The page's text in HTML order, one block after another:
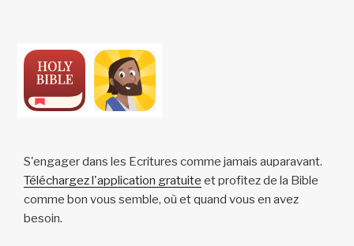
S'engager dans les Ecritures comme jamais auparavant.
Téléchargez l'application gratuite et profitez de la Bible
comme bon vous semble, où et quand vous en avez
besoin.